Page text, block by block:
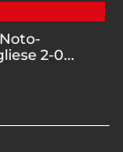
2-0...